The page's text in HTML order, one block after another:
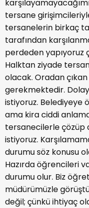
tersane
tersanelerin birkaç
tarafından
perdeden yapıyoruz
Halktan ziyade
olacak. Oradan
gerekmektedir.
istiyoruz. Belediyeye
ama kira ciddi
tersanecilerle çözüp
istiyoruz.
durumu söz konusu
Hazırda öğrencileri
durumu olur. Biz
müdürümüzle
değil; çünkü ihtiyaç